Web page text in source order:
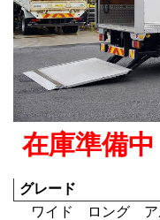
在庫準備中
グレード
ワイド ロング ア